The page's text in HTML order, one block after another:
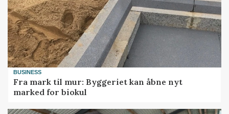
BUSINESS
Fra mark til mur: Byggeriet kan åbne nyt
marked for biokul